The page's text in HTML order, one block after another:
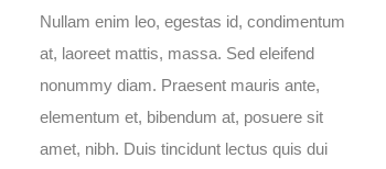
Nullam enim leo, egestas id, condimentum
at, laoreet mattis, massa. Sed eleifend
nonummy diam. Praesent mauris ante,
elementum et, bibendum at, posuere sit
amet, nibh. Duis tincidunt lectus quis dui